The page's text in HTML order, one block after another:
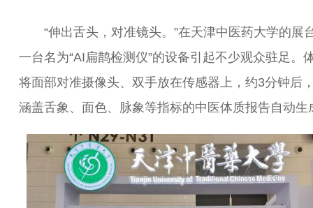
“伸出舌头，对准镜头。”在天津中医药大学的展
一台名为“AI扁鹊检测仪”的设备引起不少观众驻足。
将面部对准摄像头、双手放在传感器上，约3分钟后
涵盖舌象、面色、脉象等指标的中医体质报告自动生